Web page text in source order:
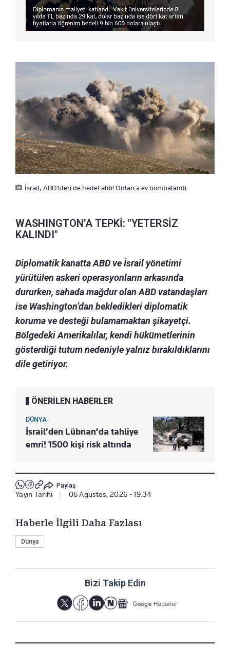
İsrail, ABD'lileri de hedef aldı! Onlarca ev bombalandı
WASHINGTON’A TEPKİ: "YETERSİZ
KALINDI"
Diplomatik kanatta ABD ve İsrail yönetimi
yürütülen askeri operasyonların arkasında
dururken, sahada mağdur olan ABD vatandaşları
ise Washington’dan bekledikleri diplomatik
koruma ve desteği bulamamaktan şikayetçi.
Bölgedeki Amerikalılar, kendi hükümetlerinin
gösterdiği tutum nedeniyle yalnız bırakıldıklarını
dile getiriyor.
ÖNERİLEN HABERLER
DÜNYA
İsrail’den Lübnan’da tahliye
emri! 1500 kişi risk altında
Paylaş
Yayın Tarihi 06 Ağustos, 2026 - 19:34
Haberle İlgili Daha Fazlası
Dünya
Bizi Takip Edin